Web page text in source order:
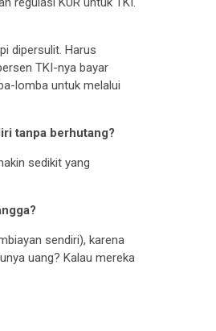
dipersulit. Harus
TKI-nya bayar
lomba untuk melalui
tanpa berhutang?
sedikit yang
sendiri), karena
uang? Kalau mereka